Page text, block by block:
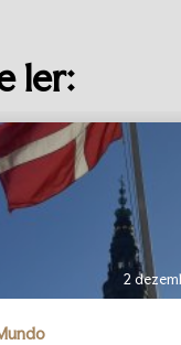
ler:
2